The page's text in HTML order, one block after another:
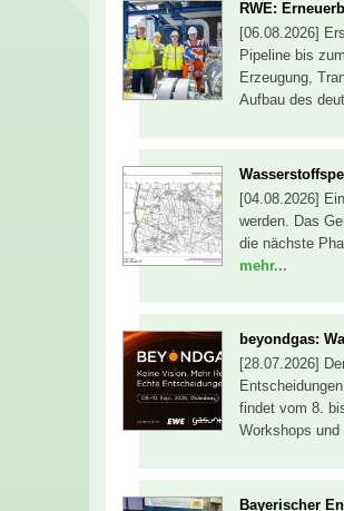
RWE:
[06.08.2026]
Pipeline bis
Erzeugung,
Aufbau des
[04.08.2026]
werden. Das
die nächste
mehr...
beyondgas:
[28.07.2026]
findet vom 8.
Workshops
Bayerischer